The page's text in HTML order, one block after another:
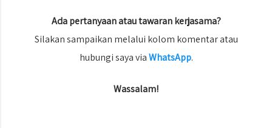
Ada pertanyaan atau tawaran kerjasama?
Silakan sampaikan melalui kolom komentar atau
hubungi saya viaWhatsApp.
Wassalam!